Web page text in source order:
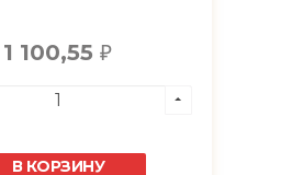
1 100,55₽
В КОРЗИНУ